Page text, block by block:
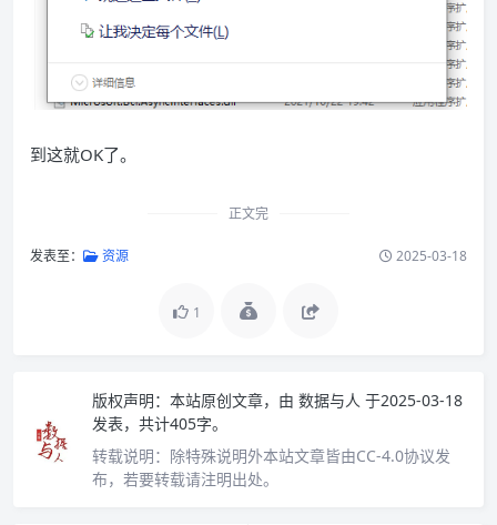
到这就OK了。
正文完
发表至： 资源 2025-03-18
1
版权声明： 本站原创文章，由 数据与人 于2025-03-18
发表，共计405字。
转载说明： 除特殊说明外本站文章皆由CC-4.0协议发
布，若要转载请注明出处。